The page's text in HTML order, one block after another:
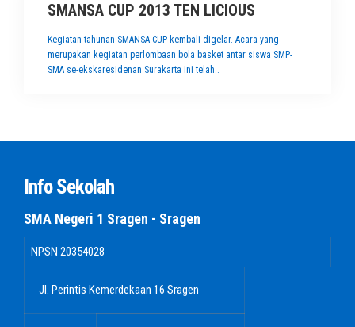
SMANSA CUP 2013 TEN LICIOUS
Kegiatan tahunan SMANSA CUP kembali digelar. Acara yang
merupakan kegiatan perlombaan bola basket antar siswa SMP-
SMA se-ekskaresidenan Surakarta ini telah..
Info Sekolah
SMA Negeri 1 Sragen - Sragen
NPSN 20354028
Jl. Perintis Kemerdekaan 16 Sragen